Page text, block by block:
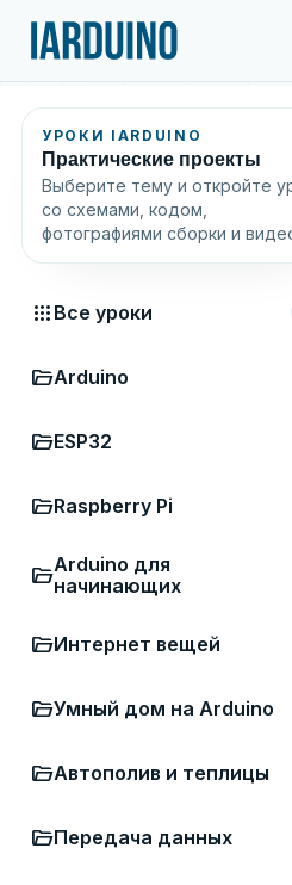
УРОКИ IARDUINO
Практические проекты
Выберите тему и откройте
со схемами, кодом,
фотографиями сборки и
apps Все уроки
folder_openArduino
folder_openESP32
folder_openRaspberry Pi
folder_openArduino для
начинающих
folder_openИнтернет вещей
folder_openУмный дом на Arduino
folder_openАвтополив и теплицы
folder_openПередача данных